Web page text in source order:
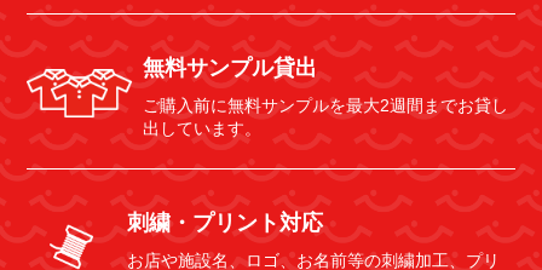
無料サンプル貸出
ご購入前に無料サンプルを最大2週間までお貸し
出しています。
刺繍・プリント対応
お店や施設名、ロゴ、お名前等の刺繍加工、プリ